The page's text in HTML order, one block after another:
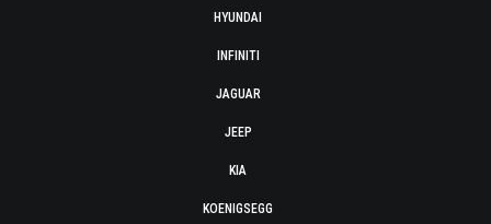
HYUNDAI
INFINITI
JAGUAR
JEEP
KIA
KOENIGSEGG